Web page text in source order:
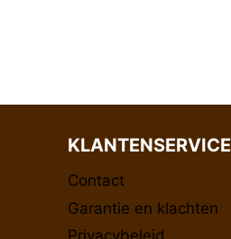
KLANTENSERVICE
Contact
Garantie en klachten